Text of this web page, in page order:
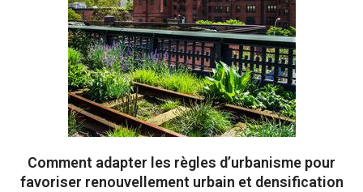
Comment adapter les règles d’urbanisme pour
favoriser renouvellement urbain et densification